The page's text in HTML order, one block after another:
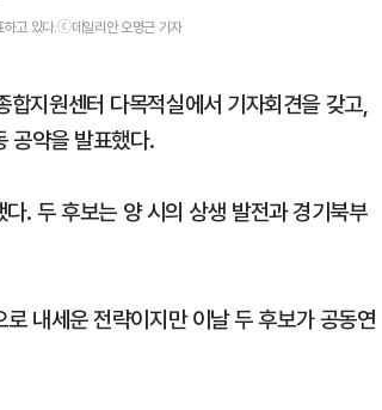
하고 있다.ⓒ데일리안 오명근 기자
지원센터 다목적실에서 기자회견을 갖고,
공약을 발표했다.
다. 두 후보는 양 시의 상생 발전과 경기북부
내세운 전략이지만 이날 두 후보가 공동연